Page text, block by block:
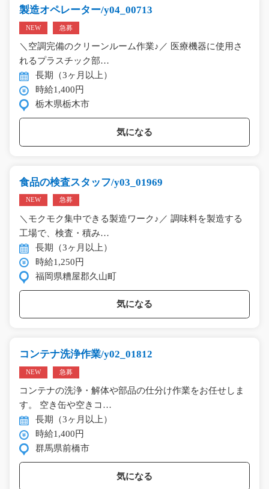
製造オペレーター/y04_00713
NEW 急募
＼空調完備のクリーンルーム作業♪／ 医療機器に使用さ
れるプラスチック部…
長期（3ヶ月以上）
時給1,400円
栃木県栃木市
気になる
食品の検査スタッフ/y03_01969
NEW 急募
＼モクモク集中できる製造ワーク♪／ 調味料を製造する
工場で、検査・積み…
長期（3ヶ月以上）
時給1,250円
福岡県糟屋郡久山町
気になる
コンテナ洗浄作業/y02_01812
NEW 急募
コンテナの洗浄・解体や部品の仕分け作業をお任せしま
す。 空き缶や空きコ…
長期（3ヶ月以上）
時給1,400円
群馬県前橋市
気になる